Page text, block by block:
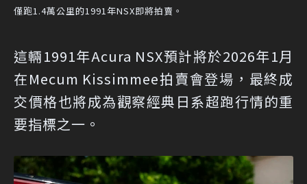
僅跑1.4萬公里的1991年NSX即將拍賣。
這輛1991年Acura NSX預計將於2026年1月
在Mecum Kissimmee拍賣會登場，最終成
交價格也將成為觀察經典日系超跑行情的重
要指標之一。